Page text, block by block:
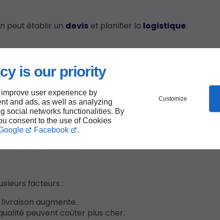
is our priority
user experience by
and ads, as well as analyzing
social networks functionalities. By
consent to the use of Cookies
Facebook .
Customize
peut établir un devis et planifier la logistique.
particulière. Voici les étapes clés :
pour éviter tout dommage.
train ou bateau, selon la destination.
et vérifiées.
facteurs :
augmente.
peuvent coûter plus cher.